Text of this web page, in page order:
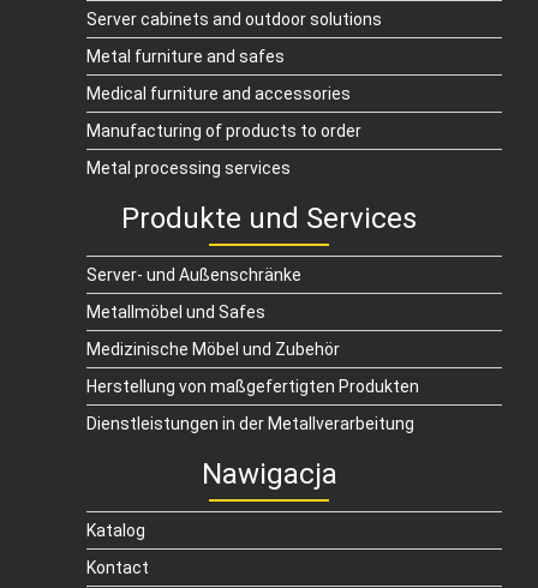
Server cabinets and outdoor solutions
Metal furniture and safes
Medical furniture and accessories
Manufacturing of products to order
Metal processing services
Produkte und Services
Server- und Außenschränke
Metallmöbel und Safes
Medizinische Möbel und Zubehör
Herstellung von maßgefertigten Produkten
Dienstleistungen in der Metallverarbeitung
Nawigacja
Katalog
Kontact